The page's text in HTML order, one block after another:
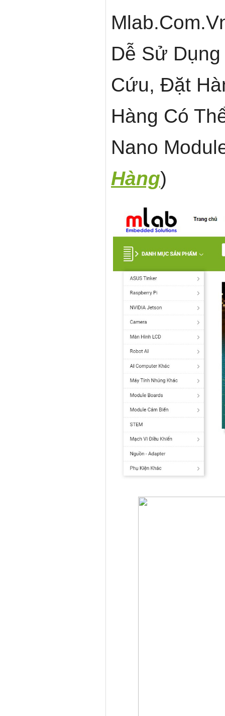
Dễ Sử
Cứu, Đặt
Hàng Có
Nano
Hàng)